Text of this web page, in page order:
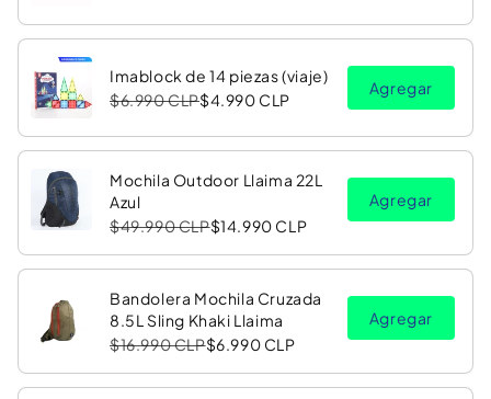
Imablock de 14 piezas (viaje)
$6.990 CLP$4.990 CLP
Agregar
Mochila Outdoor Llaima 22L
Azul
$49.990 CLP$14.990 CLP
Agregar
Bandolera Mochila Cruzada
8.5L Sling Khaki Llaima
$16.990 CLP$6.990 CLP
Agregar